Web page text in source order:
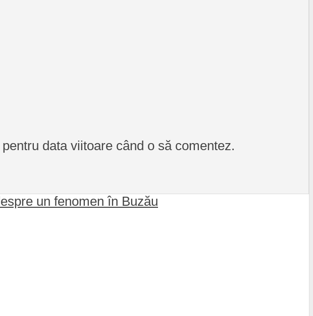
data viitoare când o să comentez.
un fenomen în Buzău